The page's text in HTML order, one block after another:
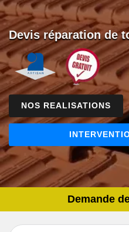
Devis réparation de
NOS REALISATIONS
Demande